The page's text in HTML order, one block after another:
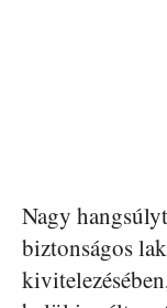
Nagy
biztonságos